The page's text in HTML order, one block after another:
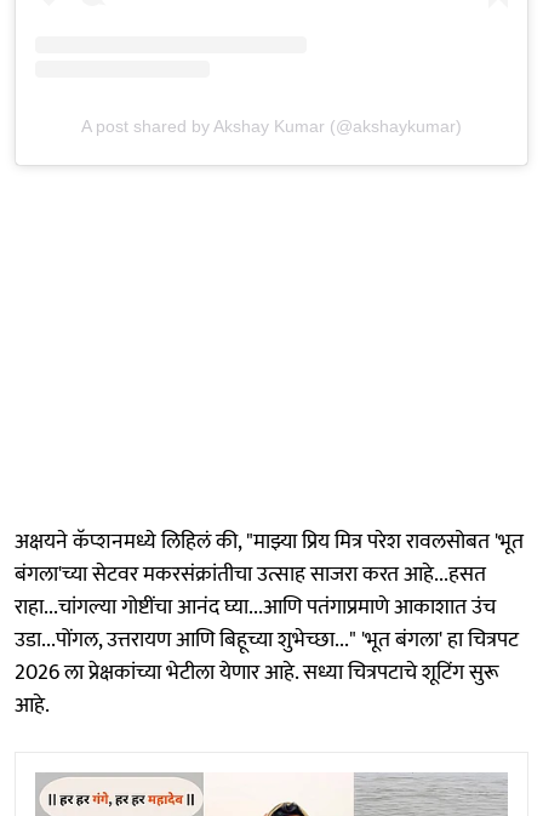
A post shared by Akshay Kumar (@akshaykumar)
अक्षयने कॅप्शनमध्ये लिहिलं की, "माझ्या प्रिय मित्र परेश रावलसोबत 'भूत
बंगला'च्या सेटवर मकरसंक्रांतीचा उत्साह साजरा करत आहे...हसत
राहा...चांगल्या गोष्टींचा आनंद घ्या...आणि पतंगाप्रमाणे आकाशात उंच
उडा...पोंगल, उत्तरायण आणि बिहूच्या शुभेच्छा..." 'भूत बंगला' हा चित्रपट
2026 ला प्रेक्षकांच्या भेटीला येणार आहे. सध्या चित्रपटाचे शूटिंग सुरू
आहे.